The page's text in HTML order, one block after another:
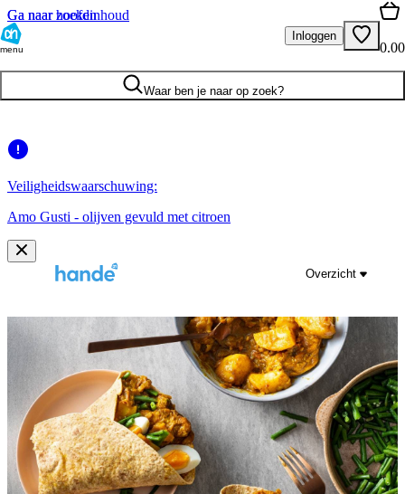
Ga naar hoofdinhoud
Ga naar zoeken
menu
Inloggen
0.00
Waar ben je naar op zoek?
Veiligheidswaarschuwing:
Amo Gusti - olijven gevuld met citroen
Overzicht